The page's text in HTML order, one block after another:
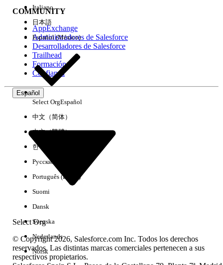
Experiencia
No hay resultados
COMMUNITY
AppExchange
Administradores de Salesforce
Desarrolladores de Salesforce
Trailhead
Formación
Confianza
Español
Select Org
Italiano
日本語
Español (México)
Select OrgEspañol
中文（简体）
中文（繁體）
한국어
Русский
Português (Brasil)
Suomi
Dansk
Svenska
Nederlands
Norsk
© Copyright 2026, Salesforce.com Inc. Todos los derechos
reservados. Las distintas marcas comerciales pertenecen a sus
respectivos propietarios.